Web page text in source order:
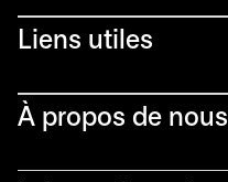
Liens utiles​
À propos de nous